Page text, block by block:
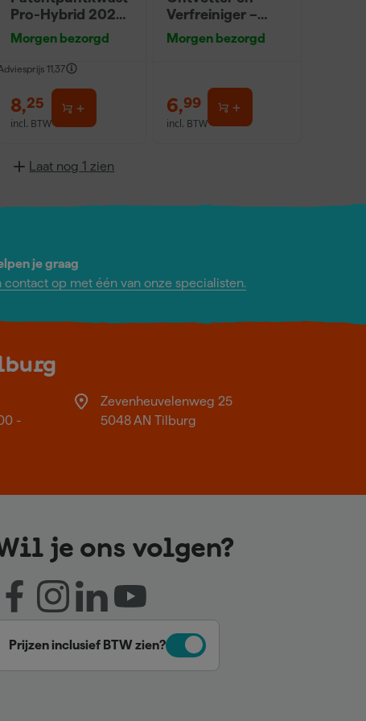
Pro-Hybrid 2020
- 10 (2cm)
Morgen bezorgd
11,37
8,25
incl. BTW
Verfreiniger –
0,5L
Morgen bezorgd
6,99
incl. BTW
Laat nog 1 zien
je graag
contact op met één van onze specialisten.
-
Zevenheuvelenweg 25
5048 AN Tilburg
je ons volgen?
Prijzen inclusief BTW zien?